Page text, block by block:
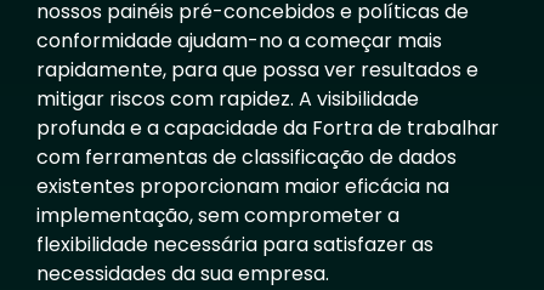
nossos painéis pré-concebidos e políticas de
conformidade ajudam-no a começar mais
rapidamente, para que possa ver resultados e
mitigar riscos com rapidez. A visibilidade
profunda e a capacidade da Fortra de trabalhar
com ferramentas de classificação de dados
existentes proporcionam maior eficácia na
implementação, sem comprometer a
flexibilidade necessária para satisfazer as
necessidades da sua empresa.